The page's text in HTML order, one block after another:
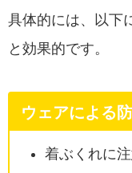
具体的には、以下
と効果的です。
ウェアによる
着ぶくれに